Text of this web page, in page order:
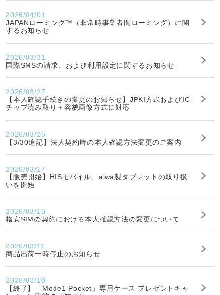
2026/04/01
JAPANローミング™（非常時事業者間ローミング）に関
するお知らせ
2026/03/31
国際SMSの請求、および利用設定に関するお知らせ
2026/03/27
【本人確認手続きの変更のお知らせ】JPKI方式およびIC
チップ読み取り＋容貌画像方式に対応
2026/03/25
【3/30追記】法人契約時の本人確認方法変更のご案内
2026/03/17
【販売開始】HISモバイル、aiwa製タブレットの取り扱
いを開始
2026/03/16
格安SIMの契約における本人確認方法の変更について
2026/03/11
商品出荷一時停止のお知らせ
2026/03/10
【終了】「Mode1 Pocket」専用ケース プレゼントキャ